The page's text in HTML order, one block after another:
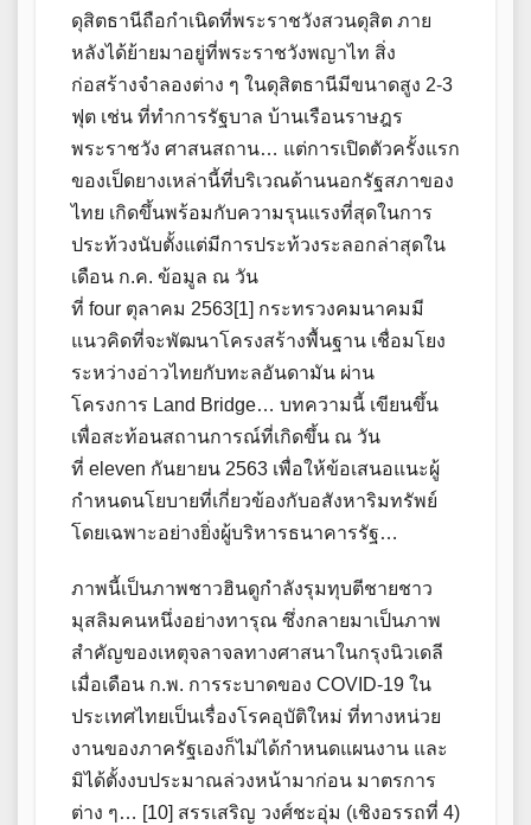
ดุสิตธานีถือกำเนิดที่พระราชวังสวนดุสิต ภาย
หลังได้ย้ายมาอยู่ที่พระราชวังพญาไท สิ่ง
ก่อสร้างจำลองต่าง ๆ ในดุสิตธานีมีขนาดสูง 2-3
ฟุต เช่น ที่ทำการรัฐบาล บ้านเรือนราษฎร
พระราชวัง ศาสนสถาน… แต่การเปิดตัวครั้งแรก
ของเป็ดยางเหล่านี้ที่บริเวณด้านนอกรัฐสภาของ
ไทย เกิดขึ้นพร้อมกับความรุนแรงที่สุดในการ
ประท้วงนับตั้งแต่มีการประท้วงระลอกล่าสุดใน
เดือน ก.ค. ข้อมูล ณ วัน
ที่ four ตุลาคม 2563[1] กระทรวงคมนาคมมี
แนวคิดที่จะพัฒนาโครงสร้างพื้นฐาน เชื่อมโยง
ระหว่างอ่าวไทยกับทะลอันดามัน ผ่าน
โครงการ Land Bridge… บทความนี้ เขียนขึ้น
เพื่อสะท้อนสถานการณ์ที่เกิดขึ้น ณ วัน
ที่ eleven กันยายน 2563 เพื่อให้ข้อเสนอแนะผู้
กำหนดนโยบายที่เกี่ยวข้องกับอสังหาริมทรัพย์
โดยเฉพาะอย่างยิ่งผู้บริหารธนาคารรัฐ…
ภาพนี้เป็นภาพชาวฮินดูกำลังรุมทุบตีชายชาว
มุสลิมคนหนึ่งอย่างทารุณ ซึ่งกลายมาเป็นภาพ
สำคัญของเหตุจลาจลทางศาสนาในกรุงนิวเดลี
เมื่อเดือน ก.พ. การระบาดของ COVID-19 ใน
ประเทศไทยเป็นเรื่องโรคอุบัติใหม่ ที่ทางหน่วย
งานของภาครัฐเองก็ไม่ได้กำหนดแผนงาน และ
มิได้ตั้งงบประมาณล่วงหน้ามาก่อน มาตรการ
ต่าง ๆ… [10] สรรเสริญ วงศ์ชะอุ่ม (เชิงอรรถที่ 4)